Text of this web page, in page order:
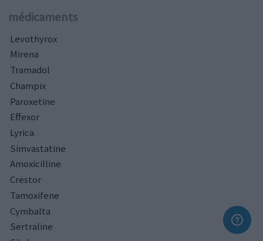
médicaments
Levothyrox
Mirena
Tramadol
Champix
Paroxetine
Effexor
Lyrica
Simvastatine
Amoxicilline
Crestor
Tamoxifene
Cymbalta
Sertraline